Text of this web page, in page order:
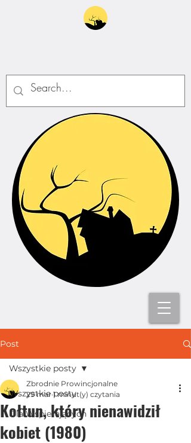
Post
Wszystkie posty
Dla Wspierających
Wszystkie posty
Kołtun, który nienawidził
kobiet (1980)
Zbrodnie Prowincjonalne
29 mar 1 minut(y) czytania